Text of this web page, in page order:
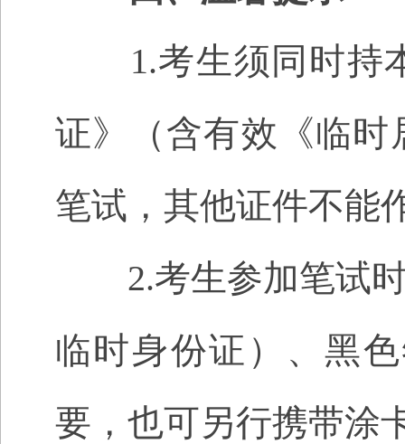
1.考生须同时持本
证》（含有效《临
笔试，其他证件不能
2.考生参加笔试时
临时身份证）、黑
要，也可另行携带涂